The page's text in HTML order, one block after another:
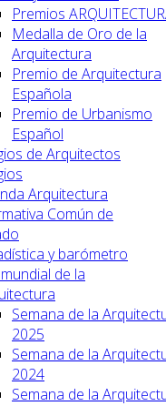
Premios
Medalla de Oro de la
Arquitectura
Premio de Arquitectura
Española
Premio de Urbanismo
Español
de Arquitectos
Arquitectura
Común de
y barómetro
de la
Semana de la
2025
Semana de la
2024
Semana de la